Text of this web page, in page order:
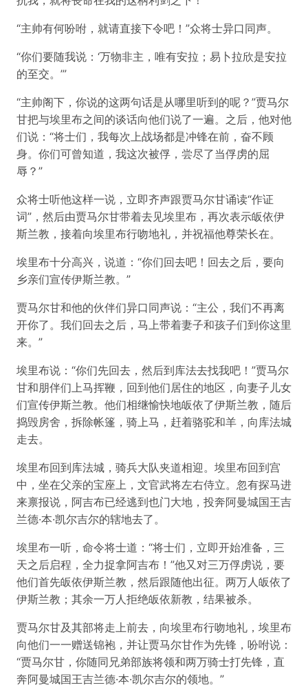
“主帅有何吩咐，就请直接下令吧！”众将士异口同声。
“你们要随我说：‘万物非主，唯有安拉；易卜拉欣是安拉
的至交。’”
“主帅阁下，你说的这两句话是从哪里听到的呢？”贾马尔
甘把与埃里布之间的谈话向他们说了一遍。之后，他对他
们说：“将士们，我每次上战场都是冲锋在前，奋不顾
身。你们可曾知道，我这次被俘，尝尽了当俘虏的屈
辱？”
众将士听他这样一说，立即齐声跟贾马尔甘诵读“作证
词”，然后由贾马尔甘带着去见埃里布，再次表示皈依伊
斯兰教，接着向埃里布行吻地礼，并祝福他尊荣长在。
埃里布十分高兴，说道：“你们回去吧！回去之后，要向
乡亲们宣传伊斯兰教。”
贾马尔甘和他的伙伴们异口同声说：“主公，我们不再离
开你了。我们回去之后，马上带着妻子和孩子们到你这里
来。”
埃里布说：“你们先回去，然后到库法去找我吧！”贾马尔
甘和朋伴们上马挥鞭，回到他们居住的地区，向妻子儿女
们宣传伊斯兰教。他们相继愉快地皈依了伊斯兰教，随后
捣毁房舍，拆除帐篷，骑上马，赶着骆驼和羊，向库法城
走去。
埃里布回到库法城，骑兵大队夹道相迎。埃里布回到宫
中，坐在父亲的宝座上，文官武将左右侍立。忽有探马进
来禀报说，阿吉布已经逃到也门大地，投奔阿曼城国王吉
兰德·本·凯尔吉尔的辖地去了。
埃里布一听，命令将士道：“将士们，立即开始准备，三
天之后启程，全力捉拿阿吉布！”他又对三万俘虏说，要
他们首先皈依伊斯兰教，然后跟随他出征。两万人皈依了
伊斯兰教；其余一万人拒绝皈依新教，结果被杀。
贾马尔甘及其部将走上前去，向埃里布行吻地礼，埃里布
向他们一一赠送锦袍，并让贾马尔甘作为先锋，吩咐说：
“贾马尔甘，你随同兄弟部族将领和两万骑士打先锋，直
奔阿曼城国王吉兰德·本·凯尔吉尔的领地。”